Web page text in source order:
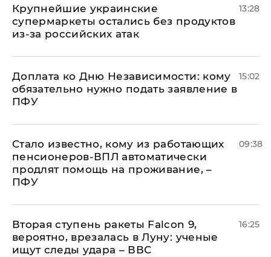
Крупнейшие украинские
супермаркеты остались без продуктов
из-за российских атак
13:28
Доплата ко Дню Независимости: кому
обязательно нужно подать заявление в
ПФУ
15:02
Стало известно, кому из работающих
пенсионеров-ВПЛ автоматически
продлят помощь на проживание, –
ПФУ
09:38
Вторая ступень ракеты Falcon 9,
вероятно, врезалась в Луну: ученые
ищут следы удара – ВВС
16:25